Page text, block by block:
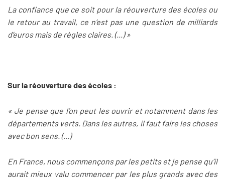
La confiance que ce soit pour la réouverture des écoles ou
le retour au travail, ce n’est pas une question de milliards
d’euros mais de règles claires. (...) »
Sur la réouverture des écoles :
« Je pense que l’on peut les ouvrir et notamment dans les
départements verts. Dans les autres, il faut faire les choses
avec bon sens. (...)
En France, nous commençons par les petits et je pense qu’il
aurait mieux valu commencer par les plus grands avec des